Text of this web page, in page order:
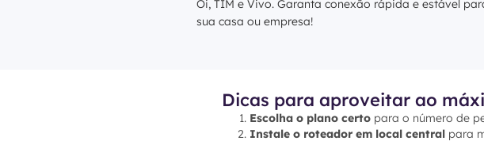
Oi, TIM e Vivo. Garanta conexão rápida e estável
sua casa ou empresa!
Dicas para aproveitar ao
Escolha o plano certo para o número de
Instale o roteador em local central para